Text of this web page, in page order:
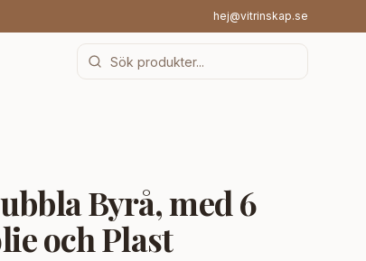
hej@vitrinskap.se
Byrå, med 6
och Plast